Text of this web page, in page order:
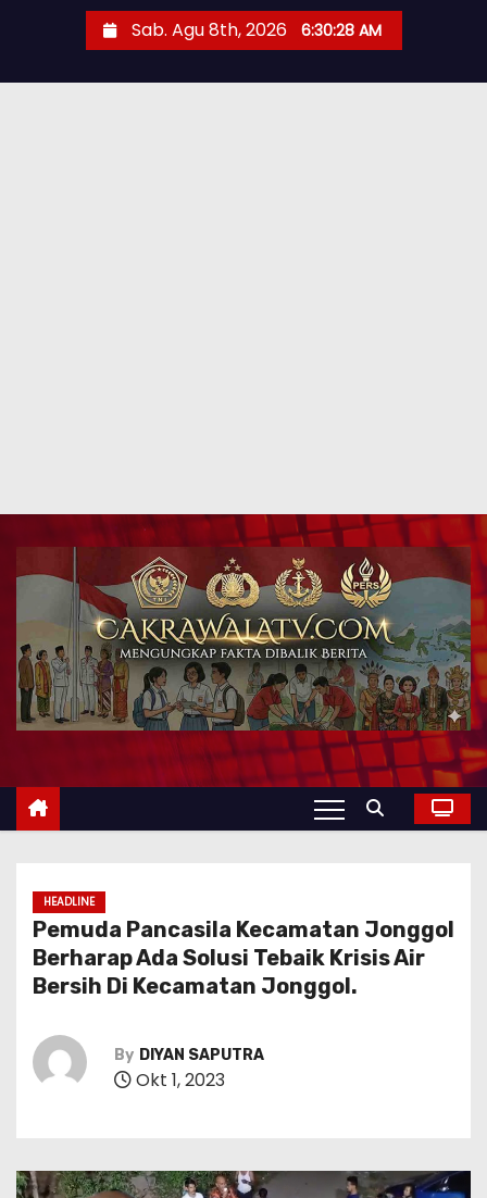
Sab. Agu 8th, 2026 6:30:29 AM
HEADLINE
Pemuda Pancasila Kecamatan Jonggol
Berharap Ada Solusi Tebaik Krisis Air
Bersih Di Kecamatan Jonggol.
By DIYAN SAPUTRA
Okt 1, 2023